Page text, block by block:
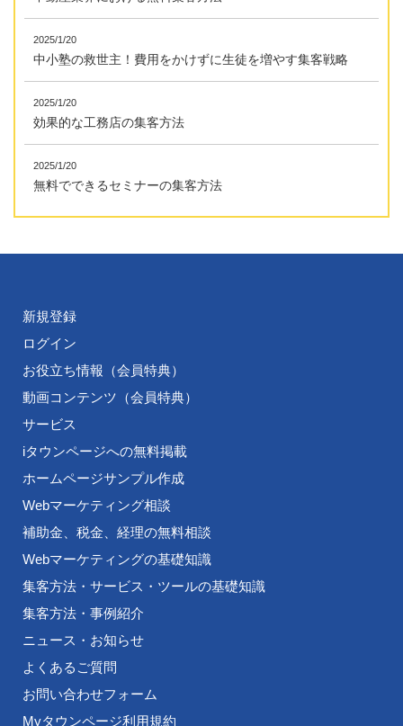
2025/1/20
中小塾の救世主！費用をかけずに生徒を増やす集客戦略
2025/1/20
効果的な工務店の集客方法
2025/1/20
無料でできるセミナーの集客方法
新規登録
ログイン
お役立ち情報（会員特典）
動画コンテンツ（会員特典）
サービス
iタウンページへの無料掲載
ホームページサンプル作成
Webマーケティング相談
補助金、税金、経理の無料相談
Webマーケティングの基礎知識
集客方法・サービス・ツールの基礎知識
集客方法・事例紹介
ニュース・お知らせ
よくあるご質問
お問い合わせフォーム
Myタウンページ利用規約